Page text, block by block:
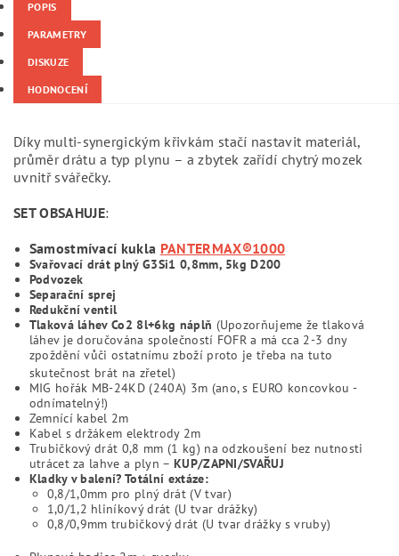
POPIS
PARAMETRY
DISKUZE
HODNOCENÍ
Díky multi-synergickým křivkám stačí nastavit materiál,
průměr drátu a typ plynu – a zbytek zařídí chytrý mozek
uvnitř svářečky.
SET OBSAHUJE:
Samostmívací kukla PANTERMAX®1000
Svařovací drát plný G3Si1 0,8mm, 5kg D200
Podvozek
Separační sprej
Redukční ventil
Tlaková láhev Co2 8l+6kg náplň (Upozorňujeme že tlaková
láhev je doručována společností FOFR a má cca 2-3 dny
zpoždění vůči ostatnímu zboží proto je třeba na tuto
skutečnost brát na zřetel)
MIG hořák MB-24KD (240A) 3m (ano, s EURO koncovkou -
odnímatelný!)
Zemnící kabel 2m
Kabel s držákem elektrody 2m
Trubičkový drát 0,8 mm (1 kg) na odzkoušení bez nutnosti
utrácet za lahve a plyn – KUP/ZAPNI/SVAŘUJ
Kladky v balení? Totální extáze:
0,8/1,0mm pro plný drát (V tvar)
1,0/1,2 hliníkový drát (U tvar drážky)
0,8/0,9mm trubičkový drát (U tvar drážky s vruby)